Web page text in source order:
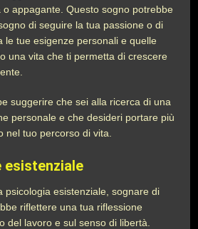
appagante. Questo sogno potrebbe
di seguire la tua passione o di
le tue esigenze personali e quelle
una vita che ti permetta di crescere
suggerire che sei alla ricerca di una
personale e che desideri portare più
nel tuo percorso di vita.
esistenziale
psicologia esistenziale, sognare di
riflettere una tua riflessione
del lavoro e sul senso di libertà.